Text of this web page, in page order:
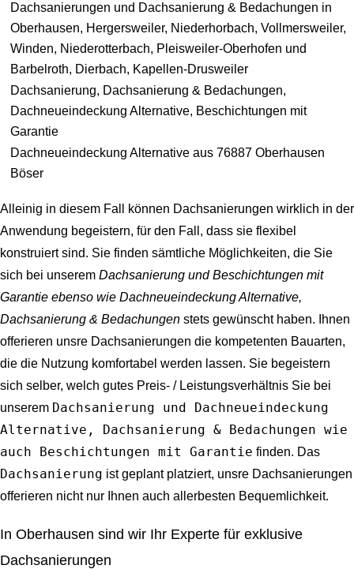
Dachsanierungen und Dachsanierung & Bedachungen in
Oberhausen, Hergersweiler, Niederhorbach, Vollmersweiler,
Winden, Niederotterbach, Pleisweiler-Oberhofen und
Barbelroth, Dierbach, Kapellen-Drusweiler
Dachsanierung, Dachsanierung & Bedachungen,
Dachneueindeckung Alternative, Beschichtungen mit
Garantie
Dachneueindeckung Alternative aus 76887 Oberhausen
Böser
Alleinig in diesem Fall können Dachsanierungen wirklich in der
Anwendung begeistern, für den Fall, dass sie flexibel
konstruiert sind. Sie finden sämtliche Möglichkeiten, die Sie
sich bei unserem Dachsanierung und Beschichtungen mit
Garantie ebenso wie Dachneueindeckung Alternative,
Dachsanierung & Bedachungen stets gewünscht haben. Ihnen
offerieren unsre Dachsanierungen die kompetenten Bauarten,
die die Nutzung komfortabel werden lassen. Sie begeistern
sich selber, welch gutes Preis- / Leistungsverhältnis Sie bei
unserem Dachsanierung und Dachneueindeckung
Alternative, Dachsanierung & Bedachungen wie
auch Beschichtungen mit Garantie finden. Das
Dachsanierung ist geplant platziert, unsre Dachsanierungen
offerieren nicht nur Ihnen auch allerbesten Bequemlichkeit.
In Oberhausen sind wir Ihr Experte für exklusive
Dachsanierungen